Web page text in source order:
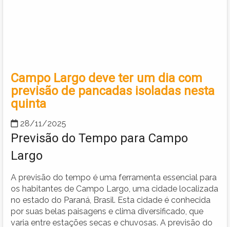
Campo Largo deve ter um dia com
previsão de pancadas isoladas nesta
quinta
28/11/2025
Previsão do Tempo para Campo
Largo
A previsão do tempo é uma ferramenta essencial para
os habitantes de Campo Largo, uma cidade localizada
no estado do Paraná, Brasil. Esta cidade é conhecida
por suas belas paisagens e clima diversificado, que
varia entre estações secas e chuvosas. A previsão do